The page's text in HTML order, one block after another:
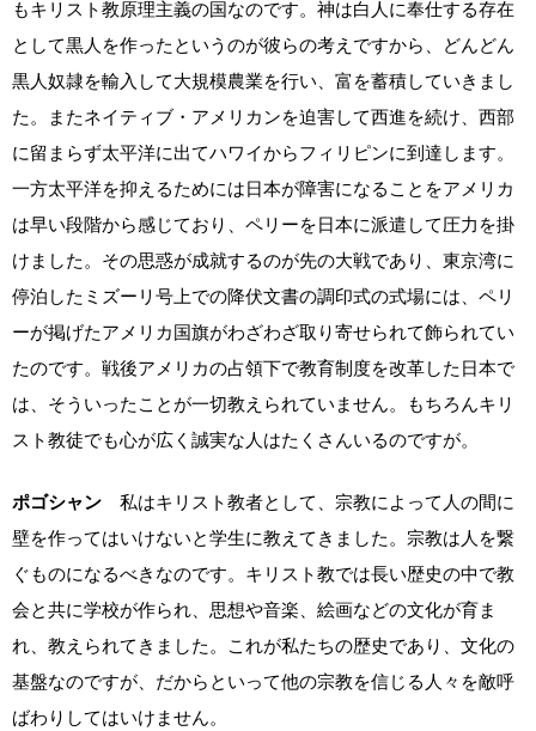
もキリスト教原理主義の国なのです。神は白人に奉仕する存在
として黒人を作ったというのが彼らの考えですから、どんどん
黒人奴隷を輸入して大規模農業を行い、富を蓄積していきまし
た。またネイティブ・アメリカンを迫害して西進を続け、西部
に留まらず太平洋に出てハワイからフィリピンに到達します。
一方太平洋を抑えるためには日本が障害になることをアメリカ
は早い段階から感じており、ペリーを日本に派遣して圧力を掛
けました。その思惑が成就するのが先の大戦であり、東京湾に
停泊したミズーリ号上での降伏文書の調印式の式場には、ペリ
ーが掲げたアメリカ国旗がわざわざ取り寄せられて飾られてい
たのです。戦後アメリカの占領下で教育制度を改革した日本で
は、そういったことが一切教えられていません。もちろんキリ
スト教徒でも心が広く誠実な人はたくさんいるのですが。
ポゴシャン 私はキリスト教者として、宗教によって人の間に
壁を作ってはいけないと学生に教えてきました。宗教は人を繋
ぐものになるべきなのです。キリスト教では長い歴史の中で教
会と共に学校が作られ、思想や音楽、絵画などの文化が育ま
れ、教えられてきました。これが私たちの歴史であり、文化の
基盤なのですが、だからといって他の宗教を信じる人々を敵呼
ばわりしてはいけません。